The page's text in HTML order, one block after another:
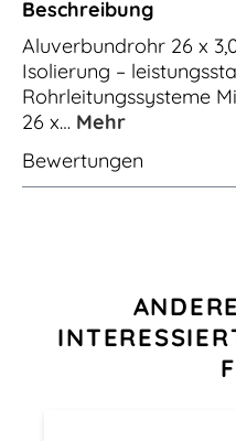
Beschreibung
Aluverbundrohr 26 x
Isolierung –
Rohrleitungssysteme
26 x… Mehr
Bewertungen
Produktgalerie